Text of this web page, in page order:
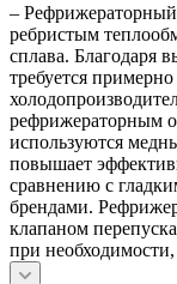
–
ребристым
сплава. Благодаря
требуется
рефрижераторным
используются
повышает
сравнению с
брендами.
клапаном
при